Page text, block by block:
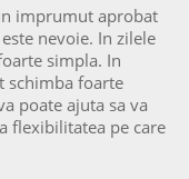
imprumut aprobat
nevoie. In zilele
simpla. In
schimba foarte
poate ajuta sa va
flexibilitatea pe care